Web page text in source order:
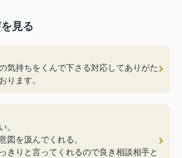
見る
気持ちをくんで下さる対応してありがた
ります。
。
図を汲んでくれる。
きりと言ってくれるので良き相談相手と